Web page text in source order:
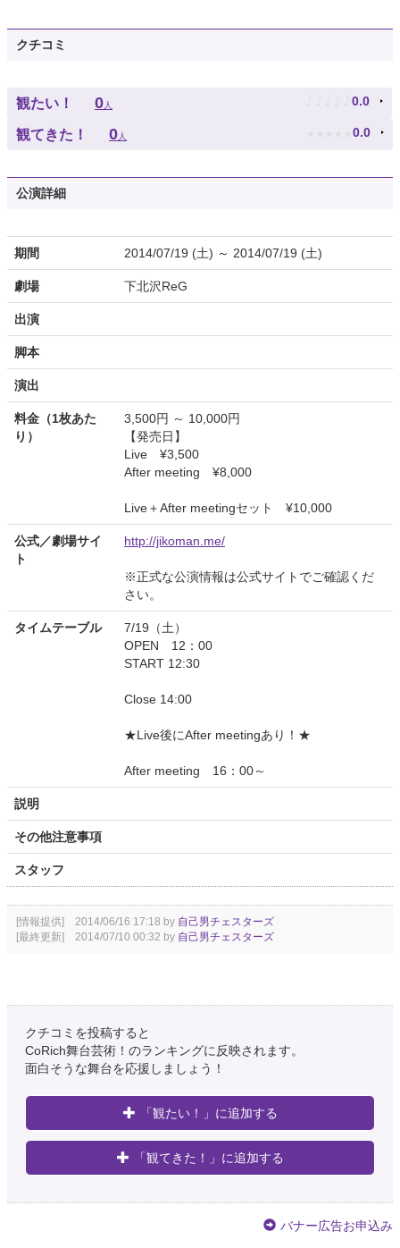
クチコミ
観たい！ 0人 ♪ ♪ ♪ ♪ ♪ 0.0
観てきた！ 0人 ★ ★ ★ ★ ★ 0.0
公演詳細
期間 2014/07/19 (土) ～ 2014/07/19 (土)
劇場 下北沢ReG
出演
脚本
演出
料金（1枚あた
り）
3,500円 ～ 10,000円
【発売日】
Live ¥3,500
After meeting ¥8,000
Live＋After meetingセット ¥10,000
公式／劇場サイ
ト
http://jikoman.me/
※正式な公演情報は公式サイトでご確認くだ
さい。
タイムテーブル
7/19（土）
OPEN 12：00
START 12:30
Close 14:00
★Live後にAfter meetingあり！★
After meeting 16：00～
説明
その他注意事項
スタッフ
[情報提供] 2014/06/16 17:18 by 自己男チェスターズ
[最終更新] 2014/07/10 00:32 by 自己男チェスターズ
クチコミを投稿すると
CoRich舞台芸術！のランキングに反映されます。
面白そうな舞台を応援しましょう！
「観たい！」に追加する
「観てきた！」に追加する
バナー広告お申込み